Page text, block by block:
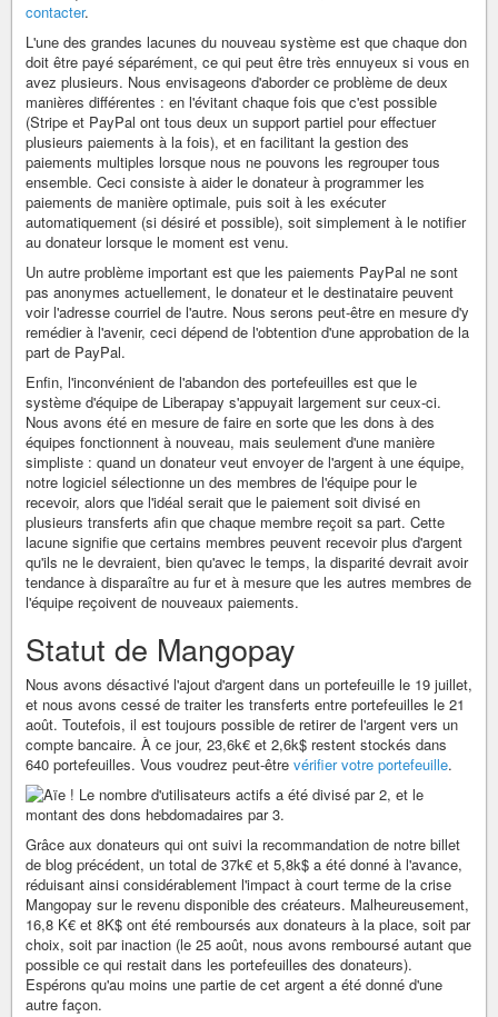
contacter.
L'une des grandes lacunes du nouveau système est que chaque don
doit être payé séparément, ce qui peut être très ennuyeux si vous en
avez plusieurs. Nous envisageons d'aborder ce problème de deux
manières différentes : en l'évitant chaque fois que c'est possible
(Stripe et PayPal ont tous deux un support partiel pour effectuer
plusieurs paiements à la fois), et en facilitant la gestion des
paiements multiples lorsque nous ne pouvons les regrouper tous
ensemble. Ceci consiste à aider le donateur à programmer les
paiements de manière optimale, puis soit à les exécuter
automatiquement (si désiré et possible), soit simplement à le notifier
au donateur lorsque le moment est venu.
Un autre problème important est que les paiements PayPal ne sont
pas anonymes actuellement, le donateur et le destinataire peuvent
voir l'adresse courriel de l'autre. Nous serons peut-être en mesure d'y
remédier à l'avenir, ceci dépend de l'obtention d'une approbation de la
part de PayPal.
Enfin, l'inconvénient de l'abandon des portefeuilles est que le
système d'équipe de Liberapay s'appuyait largement sur ceux-ci.
Nous avons été en mesure de faire en sorte que les dons à des
équipes fonctionnent à nouveau, mais seulement d'une manière
simpliste : quand un donateur veut envoyer de l'argent à une équipe,
notre logiciel sélectionne un des membres de l'équipe pour le
recevoir, alors que l'idéal serait que le paiement soit divisé en
plusieurs transferts afin que chaque membre reçoit sa part. Cette
lacune signifie que certains membres peuvent recevoir plus d'argent
qu'ils ne le devraient, bien qu'avec le temps, la disparité devrait avoir
tendance à disparaître au fur et à mesure que les autres membres de
l'équipe reçoivent de nouveaux paiements.
Statut de Mangopay
Nous avons désactivé l'ajout d'argent dans un portefeuille le 19 juillet,
et nous avons cessé de traiter les transferts entre portefeuilles le 21
août. Toutefois, il est toujours possible de retirer de l'argent vers un
compte bancaire. À ce jour, 23,6k€ et 2,6k$ restent stockés dans
640 portefeuilles. Vous voudrez peut-être vérifier votre portefeuille.
Grâce aux donateurs qui ont suivi la recommandation de notre billet
de blog précédent, un total de 37k€ et 5,8k$ a été donné à l'avance,
réduisant ainsi considérablement l'impact à court terme de la crise
Mangopay sur le revenu disponible des créateurs. Malheureusement,
16,8 K€ et 8K$ ont été remboursés aux donateurs à la place, soit par
choix, soit par inaction (le 25 août, nous avons remboursé autant que
possible ce qui restait dans les portefeuilles des donateurs).
Espérons qu'au moins une partie de cet argent a été donné d'une
autre façon.